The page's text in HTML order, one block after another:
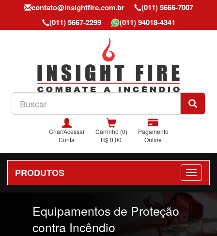
contato@insightfire.com.br
(011) 5666-7007
(011) 5667-2299
(011) 94018-4341
Criar/Acessar
Conta
Carrinho (0)
R$ 0,00
Pagamento
Online
PRODUTOS
Equipamentos de Proteção
contra Incêndio